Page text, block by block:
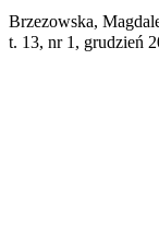
Brzezowska,
t. 13, nr 1, grudzień